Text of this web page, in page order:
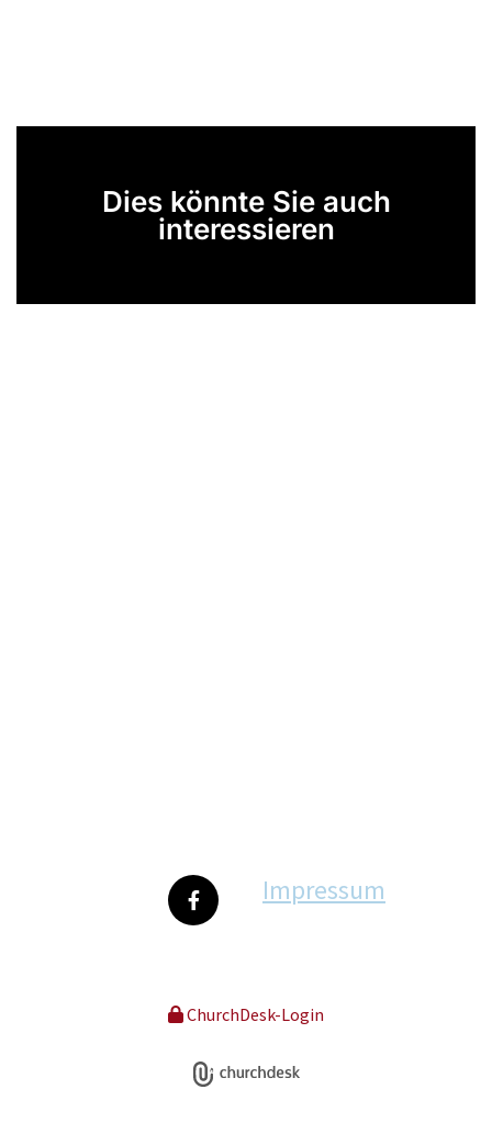
Dies könnte Sie auch
interessieren
Impressum
ChurchDesk-Login